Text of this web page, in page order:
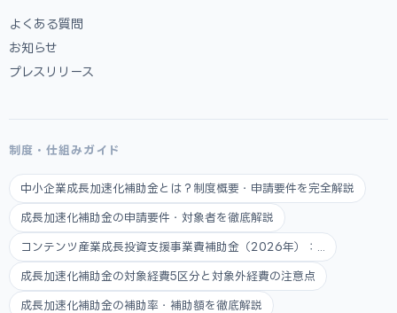
よくある質問
お知らせ
プレスリリース
制度・仕組みガイド
中小企業成長加速化補助金とは？制度概要・申請要件を完全解説
成長加速化補助金の申請要件・対象者を徹底解説
コンテンツ産業成長投資支援事業費補助金（2026年）：...
成長加速化補助金の対象経費5区分と対象外経費の注意点
成長加速化補助金の補助率・補助額を徹底解説